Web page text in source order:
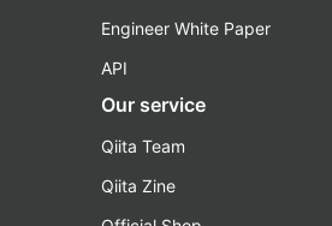
Engineer White Paper
API
Our service
Qiita Team
Qiita Zine